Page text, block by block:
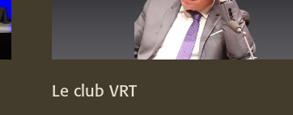
Le club VRT